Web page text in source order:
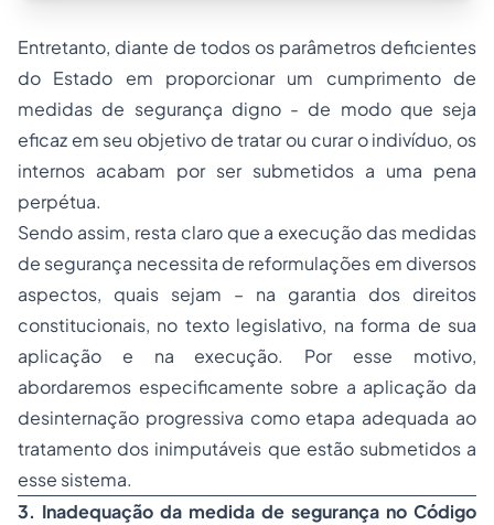
Entretanto, diante de todos os parâmetros deficientes
do Estado em proporcionar um cumprimento de
medidas de segurança digno - de modo que seja
eficaz em seu objetivo de tratar ou curar o indivíduo, os
internos acabam por ser submetidos a uma pena
perpétua.
Sendo assim, resta claro que a execução das medidas
de segurança necessita de reformulações em diversos
aspectos, quais sejam – na garantia dos direitos
constitucionais, no texto legislativo, na forma de sua
aplicação e na execução. Por esse motivo,
abordaremos especificamente sobre a aplicação da
desinternação progressiva como etapa adequada ao
tratamento dos inimputáveis que estão submetidos a
esse sistema.
3. Inadequação da medida de segurança no Código